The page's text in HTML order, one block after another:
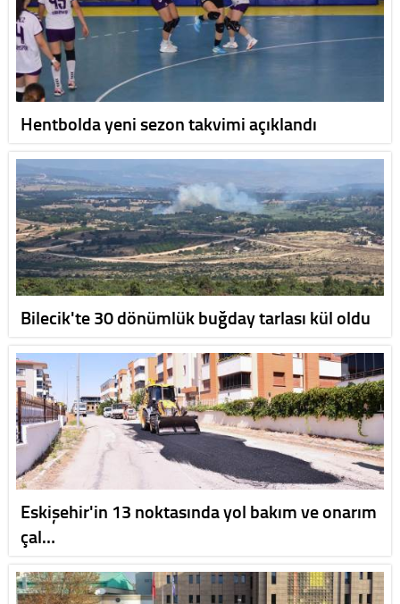
Hentbolda yeni sezon takvimi açıklandı
Bilecik'te 30 dönümlük buğday tarlası kül oldu
Eskişehir'in 13 noktasında yol bakım ve onarım
çal…